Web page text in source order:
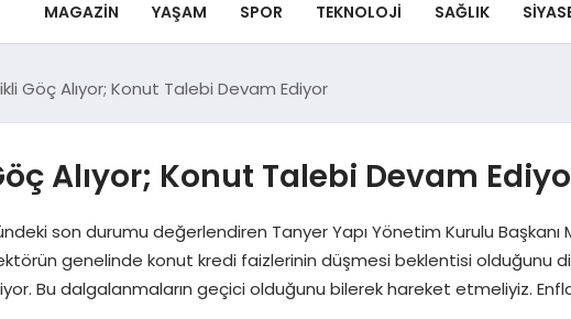
MAGAZIN YAŞAM SPOR TEKNOLOJI SAĞLIK
Göç Alıyor; Konut Talebi Devam Ediyor
Alıyor; Konut Talebi Devam
son durumu değerlendiren Tanyer Yapı Yönetim Kurulu Başkanı
genelinde konut kredi faizlerinin düşmesi beklentisi
Bu dalgalanmaların geçici olduğunu bilerek hareket etmeliyiz.